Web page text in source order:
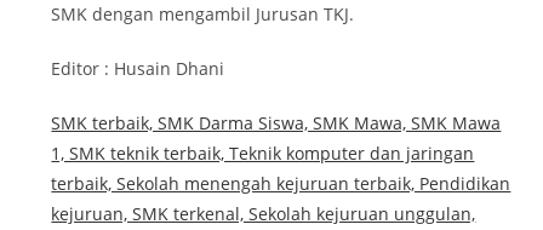
SMK dengan mengambil Jurusan TKJ.
Editor : Husain Dhani
SMK terbaik, SMK Darma Siswa, SMK Mawa, SMK Mawa
1, SMK teknik terbaik, Teknik komputer dan jaringan
terbaik, Sekolah menengah kejuruan terbaik, Pendidikan
kejuruan, SMK terkenal, Sekolah kejuruan unggulan,